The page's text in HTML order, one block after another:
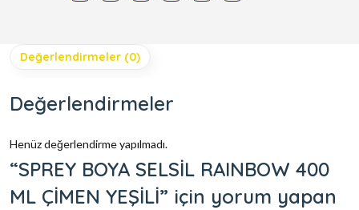
Değerlendirmeler (0)
Değerlendirmeler
Henüz değerlendirme yapılmadı.
“SPREY BOYA SELSİL RAINBOW 400
ML ÇİMEN YEŞİLİ” için yorum yapan